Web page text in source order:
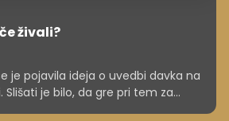
živali?
je pojavila ideja o uvedbi davka na
Slišati je bilo, da gre pri tem za